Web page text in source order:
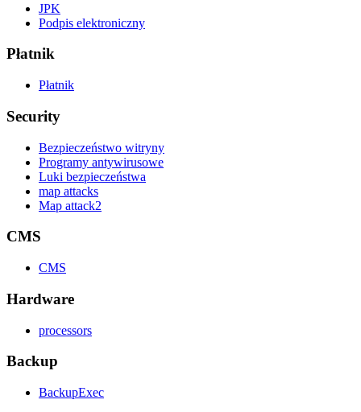
JPK
Podpis elektroniczny
Płatnik
Płatnik
Security
Bezpieczeństwo witryny
Programy antywirusowe
Luki bezpieczeństwa
map attacks
Map attack2
CMS
CMS
Hardware
processors
Backup
BackupExec